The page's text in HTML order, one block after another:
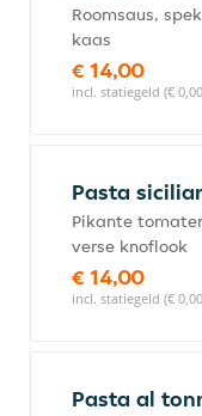
Roomsaus,
kaas
€ 14,00
incl. statiegeld (€
Pasta
Pikante
verse knoflook
€ 14,00
incl. statiegeld (€
Pasta al